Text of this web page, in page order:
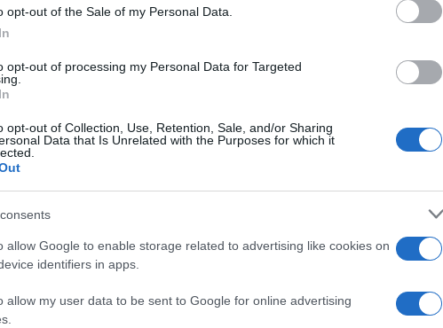
opt-out of the Sale of my Personal Data.
opt-out of processing my Personal Data for Targeted
opt-out of Collection, Use, Retention, Sale, and/or Sharing
Data that Is Unrelated with the Purposes for which it
allow Google to enable storage related to advertising like cookies on
identifiers in apps.
allow my user data to be sent to Google for online advertising